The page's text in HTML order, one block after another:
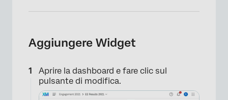
Aggiungere Widget
Aprire la dashboard e fare clic sul
pulsante di modifica.